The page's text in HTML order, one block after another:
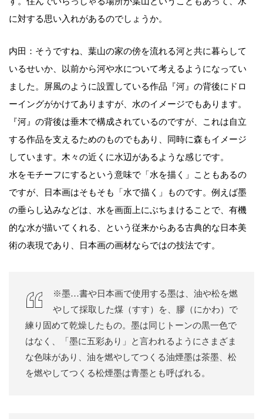
に対する思い入れがあるのでしょうか。
内田：そうですね、葉山の家の傍を流れる河と共に暮らして
いるせいか、以前から河や水について考えるようになってい
ました。屏風のように設置している作品『河』の背後にドロ
ーイングがかけてありますが、水のイメージでもあります。
『河』の背後は垂木で構成されているのですが、これは自立
する作品を支えるためのものでもあり、同時に森もイメージ
しています。木々の近くに水辺があるような感じです。
水をモチーフにするという意味で「水を描く」こともあるの
ですが、日本画はそもそも「水で描く」ものです。例えば墨
の垂らし込みなどは、水を画面上にぶちまけることで、有機
的な水が描いてくれる、という従来からある古典的な日本美
術の表現であり、日本画の画材ならではの技法です。
※墨…書や日本画で使用する墨は、油や松を燃
やして採取した煤（すす）を、膠（にかわ）で
練り固めて乾燥したもの。墨は同じトーンの黒一色で
はなく、「墨に五彩あり」と言われるようにさまざま
な色味があり、油を燃やしてつくる油煙墨は茶墨、松
を燃やしてつくる松煙墨は青墨とも呼ばれる。